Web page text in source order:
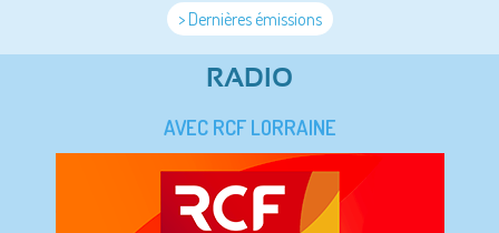
> Dernières émissions
RADIO
AVEC RCF LORRAINE